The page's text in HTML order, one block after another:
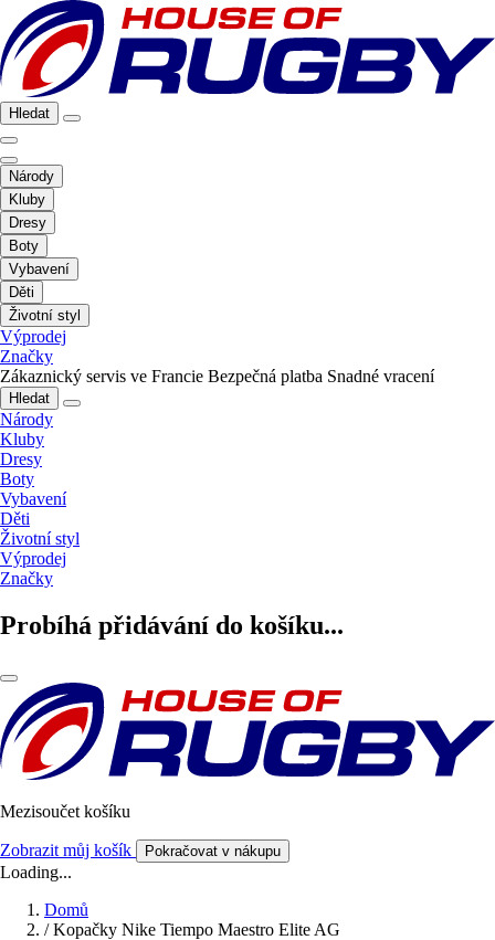
Hledat
Národy
Kluby
Dresy
Boty
Vybavení
Děti
Životní styl
Výprodej
Značky
Zákaznický servis ve Francie Bezpečná platba Snadné vracení
Hledat
Národy
Kluby
Dresy
Boty
Vybavení
Děti
Životní styl
Výprodej
Značky
Probíhá přidávání do košíku...
Mezisoučet košíku
Zobrazit můj košík Pokračovat v nákupu
Loading...
Domů
/ Kopačky Nike Tiempo Maestro Elite AG